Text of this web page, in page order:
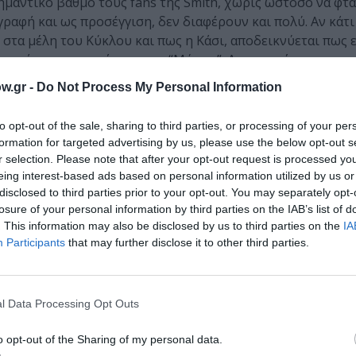
- Do Not Process My Personal Information
opt-out of the sale, sharing to third parties, or processing of your
for targeted advertising by us, please use the below opt-out
selection. Please note that after your opt-out request is processed
interest-based ads based on personal information utilized by us
to third parties prior to your opt-out. You may separately
of your personal information by third parties on the IAB’s list of
This information may also be disclosed by us to third parties on the
Participants that may further disclose it to other third parties.
Data Processing Opt Outs
opt-out of the Sharing of my personal data.
και ως προσέγγιση, δεν διαφέρουν και πολύ. Αν κάτι
μέλη του Κύκλου και πως η Κάσι, αποδεικνύεται πως
που γνωρίσαμε στη “Μύηση”. Δεν αγαπώ τη
ενδιαφέρουσα, πόσω μάλλον, όταν μιλάμε για μαγεία.
δράσης, να ανέβει λίγο η ένταση, κάτι που
το φινάλε του 2ου, μας υπόσχεται πολλά. Γι’
πρώτοι όλες τις ειδήσεις
στοCulturenow.gr